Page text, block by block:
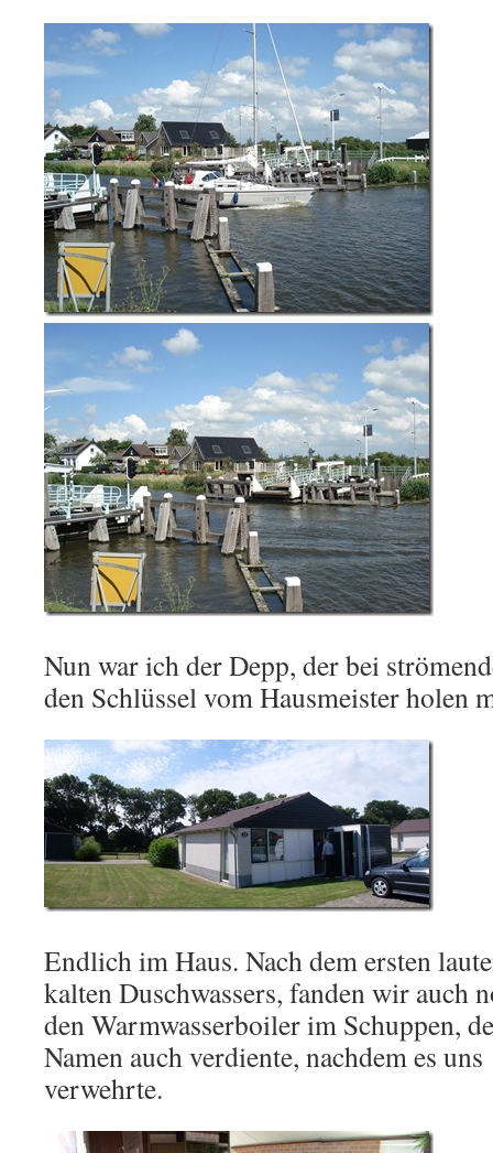
Nun war ich der Depp, der bei
den Schlüssel vom Hausmeister holen
Endlich im Haus. Nach dem ersten
kalten Duschwassers, fanden wir auch
den Warmwasserboiler im Schuppen,
Namen auch verdiente, nachdem es
verwehrte.